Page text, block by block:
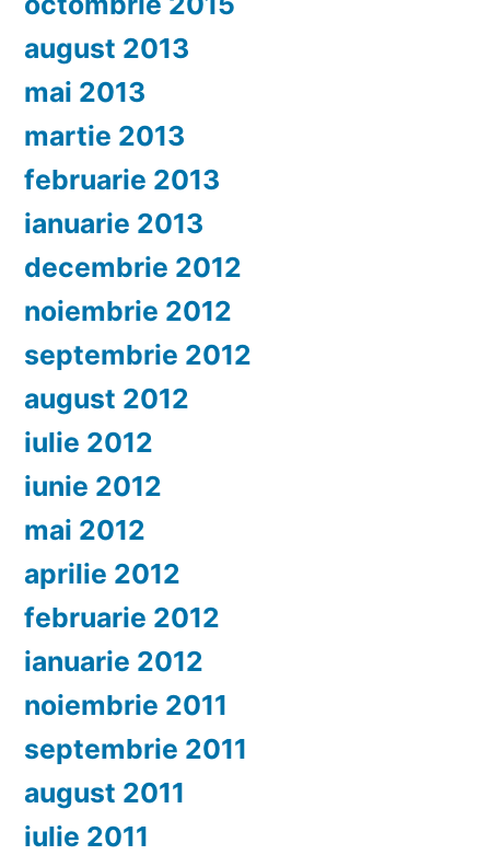
august 2013
mai 2013
martie 2013
februarie 2013
ianuarie 2013
decembrie 2012
noiembrie 2012
septembrie 2012
august 2012
iulie 2012
iunie 2012
mai 2012
aprilie 2012
februarie 2012
ianuarie 2012
noiembrie 2011
septembrie 2011
august 2011
iulie 2011